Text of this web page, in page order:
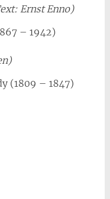
Ernst Enno)
– 1942)
(1809 – 1847)